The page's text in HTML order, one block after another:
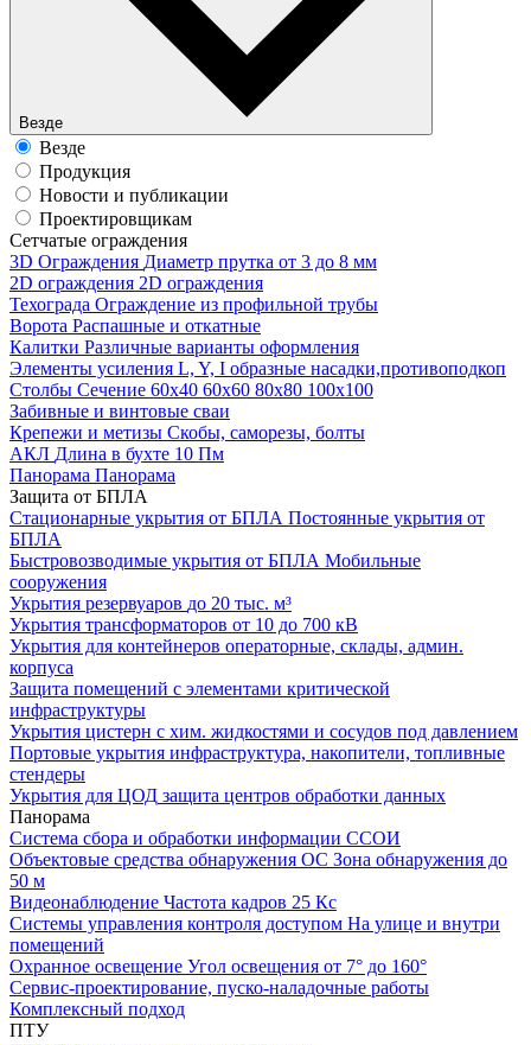
Везде
Везде
Продукция
Новости и публикации
Проектировщикам
Cетчатые ограждения
3D Ограждения Диаметр прутка от 3 до 8 мм
2D ограждения 2D ограждения
Техограда Ограждение из профильной трубы
Ворота Распашные и откатные
Калитки Различные варианты оформления
Элементы усиления L, Y, I образные насадки,противоподкоп
Столбы Сечение 60х40 60х60 80х80 100х100
Забивные и винтовые сваи
Крепежи и метизы Скобы, саморезы, болты
АКЛ Длина в бухте 10 Пм
Панорама Панорама
Защита от БПЛА
Стационарные укрытия от БПЛА Постоянные укрытия от
БПЛА
Быстровозводимые укрытия от БПЛА Мобильные
сооружения
Укрытия резервуаров до 20 тыс. м³
Укрытия трансформаторов от 10 до 700 кВ
Укрытия для контейнеров операторные, склады, админ.
корпуса
Защита помещений с элементами критической
инфраструктуры
Укрытия цистерн с хим. жидкостями и сосудов под давлением
Портовые укрытия инфраструктура, накопители, топливные
стендеры
Укрытия для ЦОД защита центров обработки данных
Панорама
Система сбора и обработки информации ССОИ
Объектовые средства обнаружения ОС Зона обнаружения до
50 м
Видеонаблюдение Частота кадров 25 Кс
Системы управления контроля доступом На улице и внутри
помещений
Охранное освещение Угол освещения от 7° до 160°
Сервис-проектирование, пуско-наладочные работы
Комплексный подход
ПТУ